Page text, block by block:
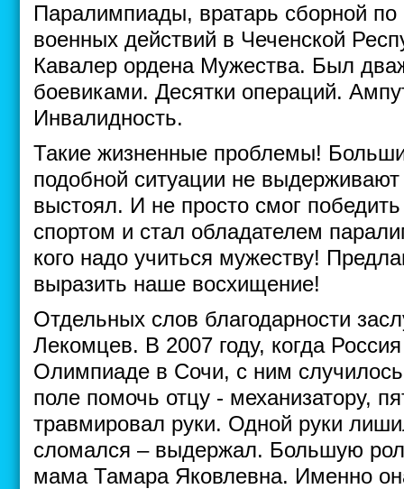
Паралимпиады, вратарь сборной по
военных действий в Чеченской
Кавалер ордена Мужества. Был
боевиками. Десятки операций.
Инвалидность.
Такие жизненные проблемы!
подобной ситуации не
выстоял. И не просто смог
спортом и стал обладателем
кого надо учиться мужеству!
выразить наше восхищение!
Отдельных слов благодарности
Лекомцев. В 2007 году, когда
Олимпиаде в Сочи, с ним
поле помочь отцу - механизатору,
травмировал руки. Одной руки
сломался – выдержал. Большую
мама Тамара Яковлевна. Именно